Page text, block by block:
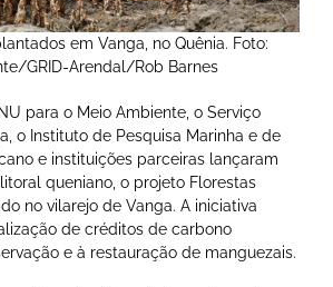
em Vanga, no Quênia. Foto:
GRID-Arendal/Rob Barnes
para o Meio Ambiente, o Serviço
o Instituto de Pesquisa Marinha e de
e instituições parceiras lançaram
queniano, o projeto Florestas
no vilarejo de Vanga. A iniciativa
de créditos de carbono
e à restauração de manguezais.